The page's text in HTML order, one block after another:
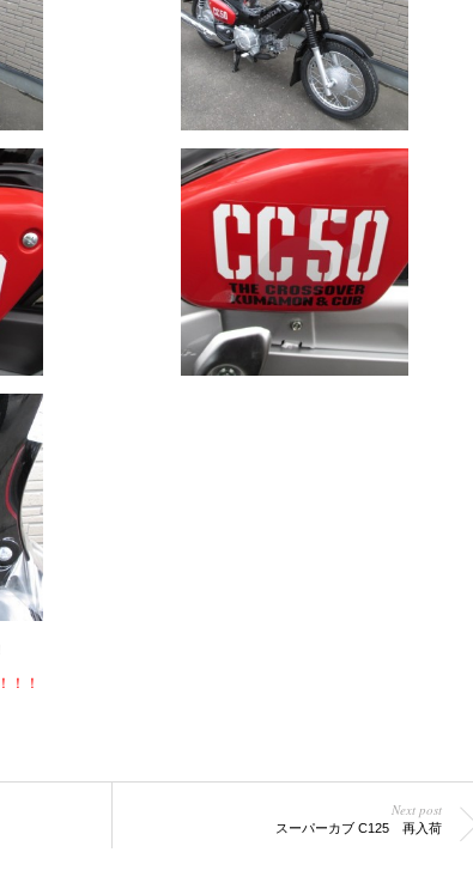
！！
Next post
スーパーカブ C125 再入荷